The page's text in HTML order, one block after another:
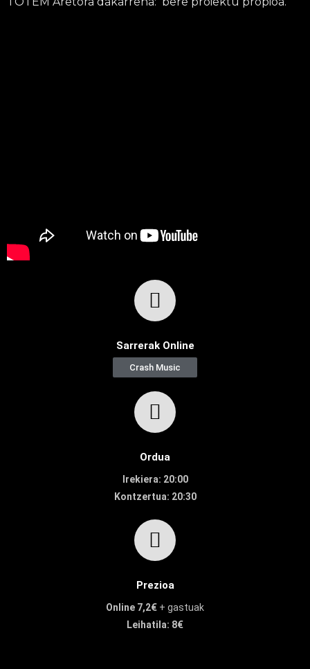
Sarrerak Online
Crash Music
Ordua
Irekiera: 20:00
Kontzertua: 20:30
Prezioa
Online 7,2€ + gastuak
Leihatila: 8€